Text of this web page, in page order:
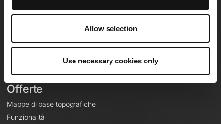
Allow selection
Use necessary cookies only
Riguardo a
Offerte
Mappe di base topografiche
Funzionalità